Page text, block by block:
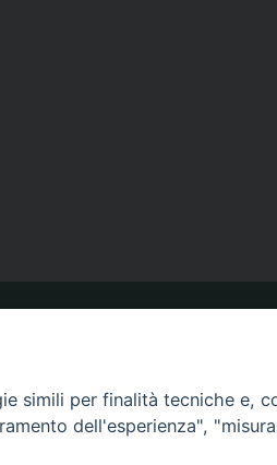
CALENDARIO
simili per finalità tecniche e,
dell'esperienza",